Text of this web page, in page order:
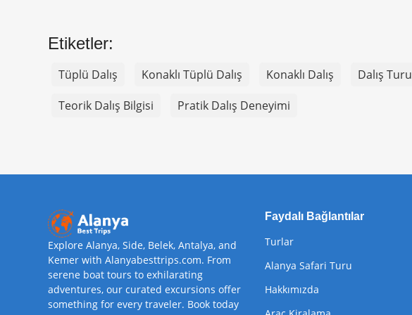
Etiketler:
Tüplü Dalış Konaklı Tüplü Dalış Konaklı Dalış Dalış Turu
Teorik Dalış Bilgisi
Pratik Dalış Deneyimi
Explore Alanya, Side, Belek, Antalya, and
Kemer with Alanyabesttrips.com. From
serene boat tours to exhilarating
adventures, our curated excursions offer
something for every traveler. Book today
Faydalı Bağlantılar
Turlar
Alanya Safari Turu
Hakkımızda